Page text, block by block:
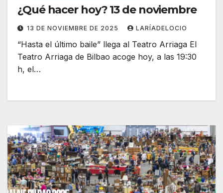
¿Qué hacer hoy? 13 de noviembre
13 DE NOVIEMBRE DE 2025 LARÍADELOCIO
“Hasta el último baile” llega al Teatro Arriaga El
Teatro Arriaga de Bilbao acoge hoy, a las 19:30
h, el…